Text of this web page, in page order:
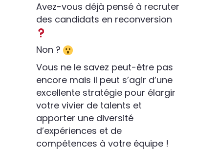
Avez-vous déjà pensé à recruter
des candidats en reconversion
Non ?
Vous ne le savez peut-être pas
encore mais il peut s’agir d’une
excellente stratégie pour élargir
votre vivier de talents et
apporter une diversité
d’expériences et de
compétences à votre équipe !